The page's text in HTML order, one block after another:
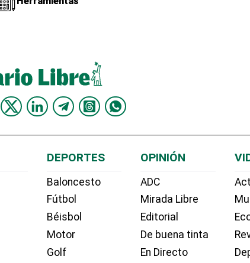
DEPORTES
Baloncesto
Fútbol
Béisbol
Motor
Golf
OPINIÓN
ADC
Mirada Libre
Editorial
De buena tinta
En Directo